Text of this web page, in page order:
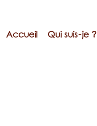
Accueil Qui suis-je ?